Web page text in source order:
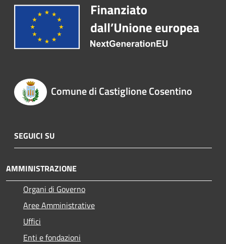
Comune di Castiglione Cosentino
SEGUICI SU
AMMINISTRAZIONE
Organi di Governo
Aree Amministrative
Uffici
Enti e fondazioni